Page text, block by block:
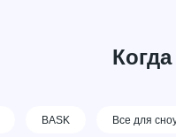
BASK Все для